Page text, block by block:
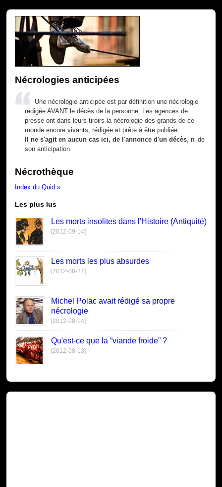
Nécrologies anticipées
Une nécrologie anticipée est par définition une nécrologie
rédigée AVANT le décès de la personne. Les agences de
presse ont dans leurs tiroirs la nécrologie des grands de ce
monde encore vivants, rédigée et prête à être publiée.
Il ne s'agit en aucun cas ici, de l'annonce d'un décès , ni de
son anticipation.
Nécrothèque
Index du Quid »
Les plus lus
Les morts insolites dans l'Histoire (Antiquité)
[2012-09-14]
Les morts les plus absurdes
[2012-08-27]
Michel Polac avait rédigé sa propre
nécrologie
[2012-08-14]
Qu'est-ce que la “viande froide” ?
[2012-08-13]